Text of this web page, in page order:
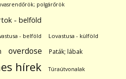
polgárőrök
- belföld
- belföld Lovastusa - külföld
overdose Paták; lábak
hírek Túraútvonalak